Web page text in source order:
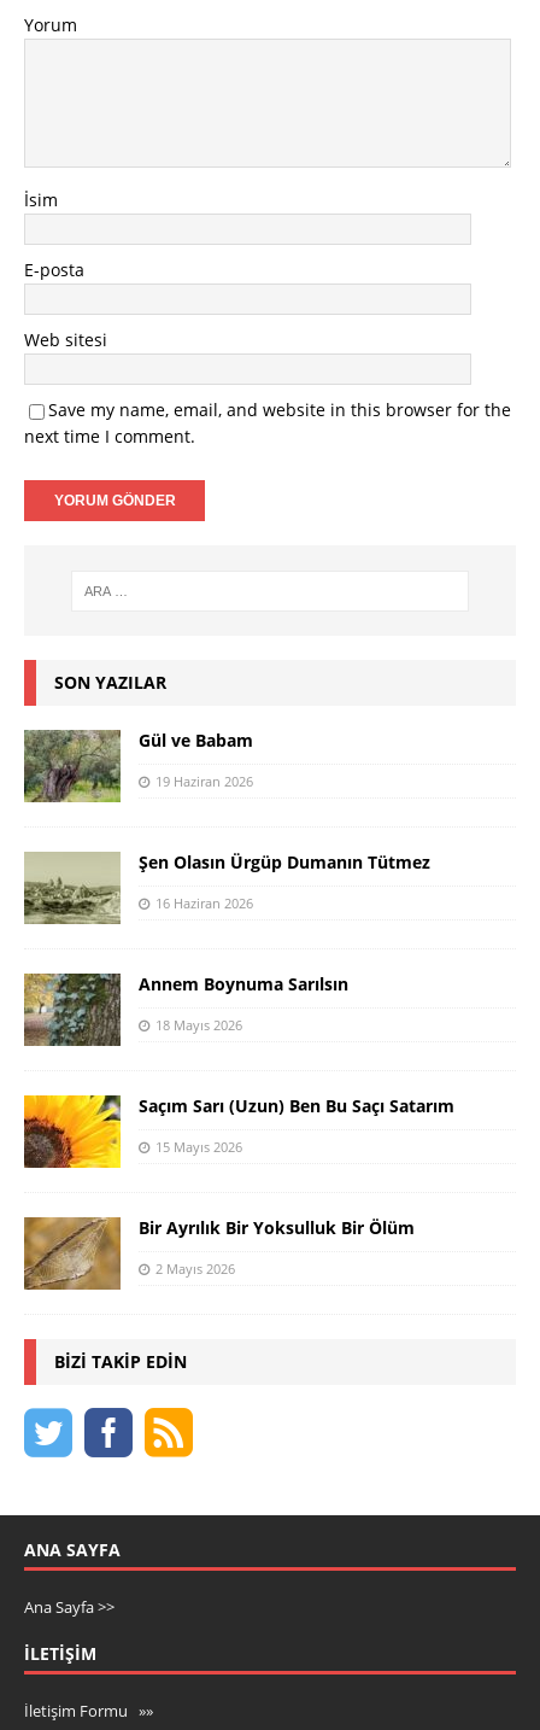
Yorum
İsim
E-posta
Web sitesi
Save my name, email, and website in this browser for the
next time I comment.
SON YAZILAR
Gül ve Babam
19 Haziran 2026
Şen Olasın Ürgüp Dumanın Tütmez
16 Haziran 2026
Annem Boynuma Sarılsın
18 Mayıs 2026
Saçım Sarı (Uzun) Ben Bu Saçı Satarım
15 Mayıs 2026
Bir Ayrılık Bir Yoksulluk Bir Ölüm
2 Mayıs 2026
BIZI TAKIP EDIN
ANA SAYFA
Ana Sayfa >>
İLETIŞIM
İletişim Formu »»